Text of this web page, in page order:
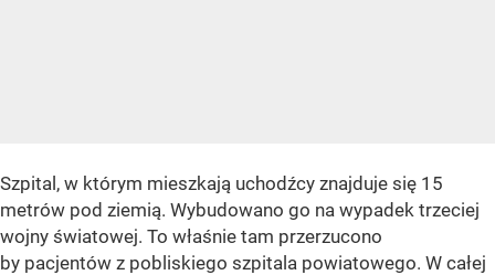
Szpital, w którym mieszkają uchodźcy znajduje się 15
metrów pod ziemią. Wybudowano go na wypadek trzeciej
wojny światowej. To właśnie tam przerzucono
by pacjentów z pobliskiego szpitala powiatowego. W całej